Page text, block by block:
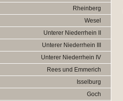
Rheinberg
Wesel
Unterer Niederrhein II
Unterer Niederrhein III
Unterer Niederrhein IV
Rees und Emmerich
Isselburg
Goch